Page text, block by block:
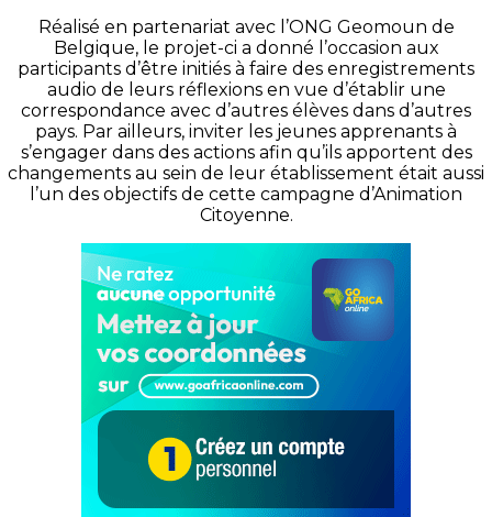
Réalisé en partenariat avec l’ONG Geomoun de
Belgique, le projet-ci a donné l’occasion aux
participants d’être initiés à faire des enregistrements
audio de leurs réflexions en vue d’établir une
correspondance avec d’autres élèves dans d’autres
pays. Par ailleurs, inviter les jeunes apprenants à
s’engager dans des actions afin qu’ils apportent des
changements au sein de leur établissement était aussi
l’un des objectifs de cette campagne d’Animation
Citoyenne.